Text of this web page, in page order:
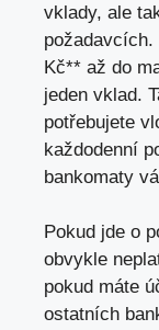
vklady, ale
Kč** až do
jeden vklad.
potřebujete
každodenní
bankomaty
Pokud jde o
obvykle
pokud máte
ostatních